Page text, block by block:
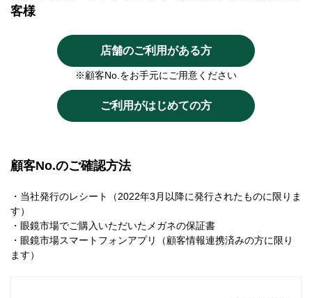
客様
店舗のご利用がある方
※顧客No.をお手元にご用意ください
ご利用がはじめての方
顧客No.のご確認方法
・当社発行のレシート（2022年3月以降に発行されたものに限りま
す）
・眼鏡市場でご購入いただいたメガネの保証書
・眼鏡市場スマートフォンアプリ（顧客情報連携済みの方に限り
ます）